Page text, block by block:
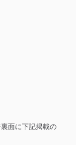
面に下記掲載の